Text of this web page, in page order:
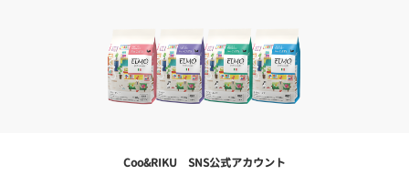
Coo&RIKU SNS公式アカウント